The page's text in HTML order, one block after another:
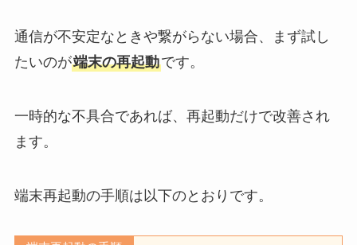
通信が不安定なときや繋がらない場合、まず試し
たいのが端末の再起動です。
一時的な不具合であれば、再起動だけで改善され
ます。
端末再起動の手順は以下のとおりです。